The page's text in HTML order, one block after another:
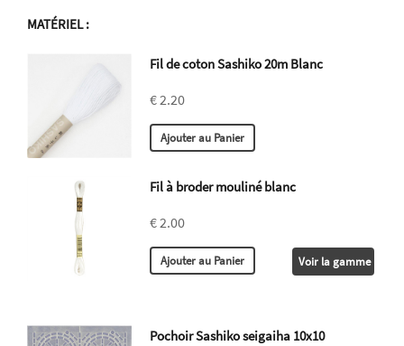
MATÉRIEL:
Fil de coton Sashiko 20m Blanc
€ 2.20
Fil à broder mouliné blanc
€ 2.00
Voir la gamme
Pochoir Sashiko seigaiha 10x10